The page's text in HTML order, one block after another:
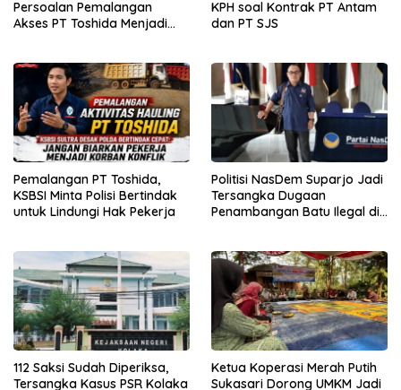
Persoalan Pemalangan
Akses PT Toshida Menjadi
KPH soal Kontrak PT Antam
dan PT SJS
Pemalangan PT Toshida,
KSBSI Minta Polisi Bertindak
untuk Lindungi Hak Pekerja
Politisi NasDem Suparjo Jadi
Tersangka Dugaan
Penambangan Batu Ilegal di
112 Saksi Sudah Diperiksa,
Tersangka Kasus PSR Kolaka
Ketua Koperasi Merah Putih
Sukasari Dorong UMKM Jadi